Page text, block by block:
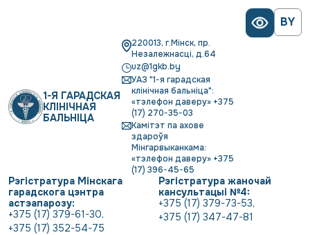
BY
1-Я ГАРАДСКАЯ
КЛІНІЧНАЯ
БАЛЬНІЦА
220013, г.Мінск, пр.
Незалежнасці, д.64
uz@1gkb.by
УАЗ "1-я гарадская
клінічная бальніца":
«тэлефон даверу» +375
(17) 270-35-03
Камітэт па ахове
здароўя
Мінгарвыканкама:
«тэлефон даверу» +375
(17) 396-45-65
Рэгістратура Мінскага
гарадскога цэнтра
астэапарозу:
+375 (17) 379-61-30,
+375 (17) 352-54-75
Рэгістратура жаночай
кансультацыі №4:
+375 (17) 379-73-53,
+375 (17) 347-47-81